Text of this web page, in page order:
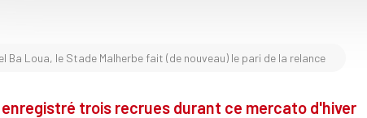
Ba Loua, le Stade Malherbe fait (de nouveau) le pari de la relance
trois recrues durant ce mercato d'hiver